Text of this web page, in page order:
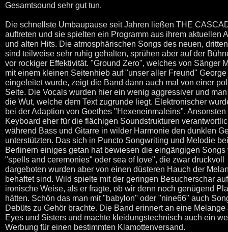
Gesamtsound sehr gut tun.
Die schnellste Umbaupause seit Jahren ließen THE
auftreten und sie spielten ein Programm aus ihrem aktuellen
und alten Hits. Die atmosphärischen Songs des neuen,
sind teilweise sehr ruhig gehalten, sprühen aber auf der
vor rockiger Effektivität. "Ground Zero", welches von Sänger
mit einem kleinen Seitenhieb auf "unser aller Freund"
eingeleitet wurde, zeigt die Band dann auch mal von einer
Seite. Die Vocals wurden hier ein wenig aggressiver und
die Wut, welche dem Text zugrunde liegt. Elektronischer
bei der Adaption von Goethes "Hexeneinmaleins". Ansonsten
Keyboard eher für die flächigen Soundstrukturen
während Bass und Gitarre in wilder Harmonie den dunklen
unterstützten. Das sich in Puncto Songwriting und Melodie
Berlinern einiges getan hat bewiesen die eingängigen Songs
"spells and ceremonies" oder sea of love", die zwar druckvoll
dargeboten wurden aber von einen düsteren Hauch der
behaftet sind. Wild spielte mit der geringen Besucherschar auf
ironische Weise, als er fragte, ob wir denn noch genügend
hätten. Schön das man mit "babylon" oder "nine66" auch
Debüts zu Gehör brachte. Die Band erinnert an eine Melange
Eyes und Sisters und machte kleidungstechnisch auch ein
Werbung für einen bestimmten Klamottenversand.